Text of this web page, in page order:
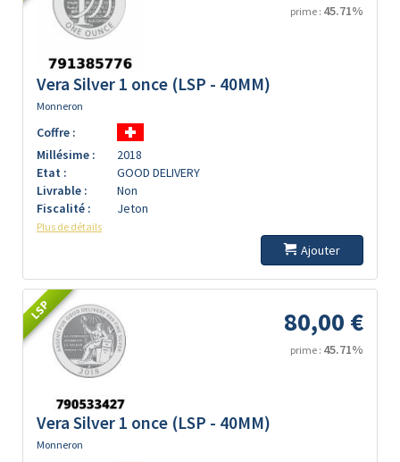
prime : 45.71%
Vera Silver 1 once (LSP - 40MM)
Monneron
Coffre :
Millésime :
2018
Etat :
GOOD DELIVERY
Livrable :
Non
Fiscalité :
Jeton
Plus de détails
Ajouter
LSP 80,00 €
prime : 45.71%
Vera Silver 1 once (LSP - 40MM)
Monneron